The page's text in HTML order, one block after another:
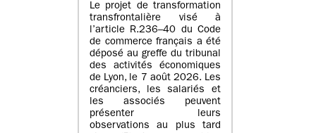
Le projet de transformation
transfrontalière visé à
l’article R.236–40 du Code
de commerce français a été
déposé au greffe du tribunal
des activités économiques
de Lyon, le 7 août 2026. Les
créanciers, les salariés et
les associés peuvent
présenter leurs
observations au plus tard